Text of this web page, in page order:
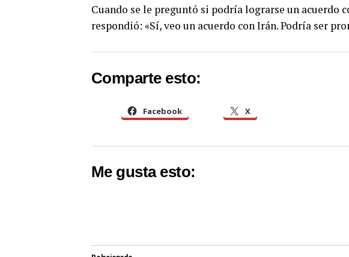
Cuando se le preguntó si podría lograrse un acuerdo
respondió: «Sí, veo un acuerdo con Irán. Podría ser
Comparte esto:
Facebook X
Me gusta esto: